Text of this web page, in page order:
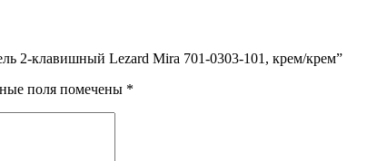
2-клавишный Lezard Mira 701-0303-101, крем/крем”
поля помечены *